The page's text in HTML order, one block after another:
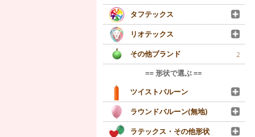
タフテックス
リオテックス
その他ブランド
2
== 形状で選ぶ ==
ツイストバルーン
ラウンドバルーン(無地)
ラテックス・その他形状